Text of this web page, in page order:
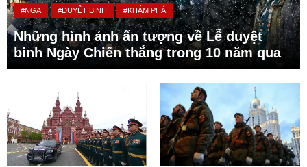
#NGA #DUYỆT BINH #KHÁM PHÁ
Những hình ảnh ấn tượng về Lễ duyệt
binh Ngày Chiến thắng trong 10 năm qua